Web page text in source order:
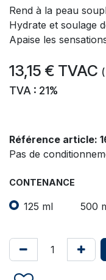
Rend à la peau
Hydrate et soulage
Apaise les
13,15 € TVAC (
TVA : 21%
Référence article:
Pas de
CONTENANCE
125 ml 500